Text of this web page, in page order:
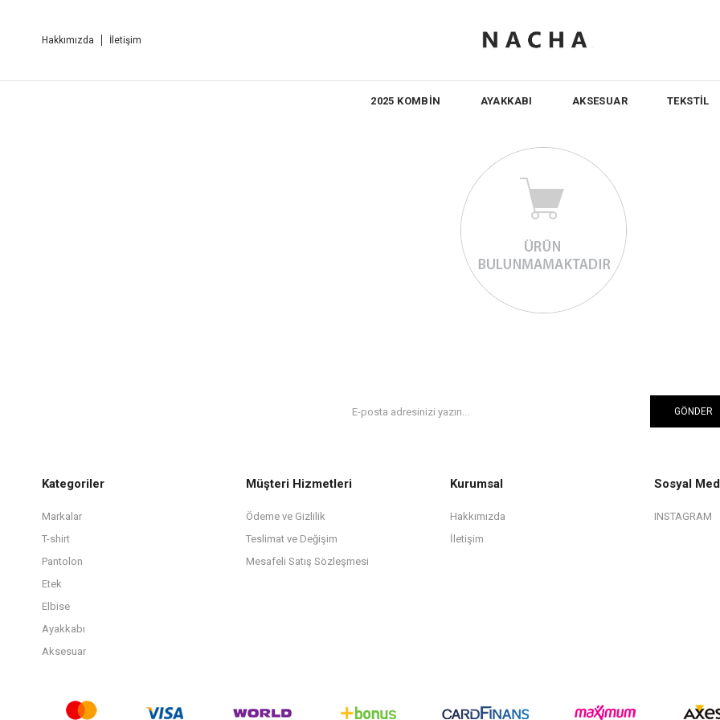
Hakkımızda İletişim
2025 KOMBİN AYAKKABI AKSESUAR TEKSTİL
GÖNDER
Kategoriler
Markalar
T-shirt
Pantolon
Etek
Elbise
Ayakkabı
Aksesuar
Müşteri Hizmetleri
Ödeme ve Gizlilik
Teslimat ve Değişim
Mesafeli Satış Sözleşmesi
Kurumsal
Hakkımızda
İletişim
Sosyal
INSTAGRAM